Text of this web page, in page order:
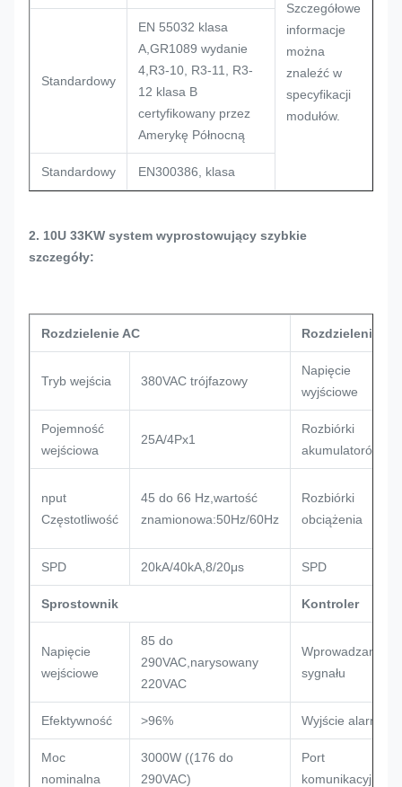
Szczegółowe
informacje
można
znaleźć w
specyfikacji
modułów.
Standardowy
EN 55032 klasa
A,GR1089 wydanie
4,R3-10, R3-11, R3-
12 klasa B
certyfikowany przez
Amerykę Północną
Standardowy EN300386, klasa
2. 10U 33KW system wyprostowujący szybkie
szczegóły:
Rozdzielenie AC Rozdzielenie
Tryb wejścia 380VAC trójfazowy
Napięcie
wyjściowe
Pojemność
wejściowa
25A/4Px1
Rozbiórki
akumulatorów
nput
Częstotliwość
45 do 66 Hz,wartość
znamionowa:50Hz/60Hz
Rozbiórki
obciążenia
SPD 20kA/40kA,8/20μs SPD
Sprostownik Kontroler
Napięcie
wejściowe
85 do
290VAC,narysowany
220VAC
Wprowadzanie
sygnału
Efektywność >96% Wyjście alarmu
Moc
nominalna
3000W ((176 do
290VAC)
Port
komunikacyjny